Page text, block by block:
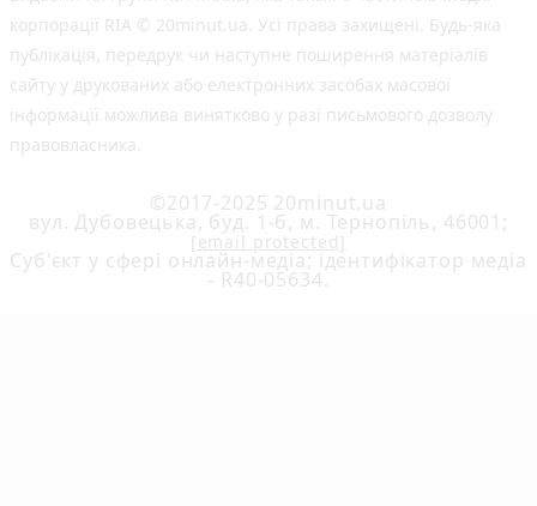
корпорації RIA © 20minut.ua. Усі права захищені. Будь-яка
публiкацiя, передрук чи наступне поширення матеріалів
сайту у друкованих або електронних засобах масової
інформації можлива винятково у разі письмового дозволу
правовласника.
©2017-2025 20minut.ua
вул. Дубовецька, буд. 1-б, м. Тернопіль, 46001;
[email protected]
Cуб'єкт у сфері онлайн-медіа; ідентифікатор медіа
- R40-05634.